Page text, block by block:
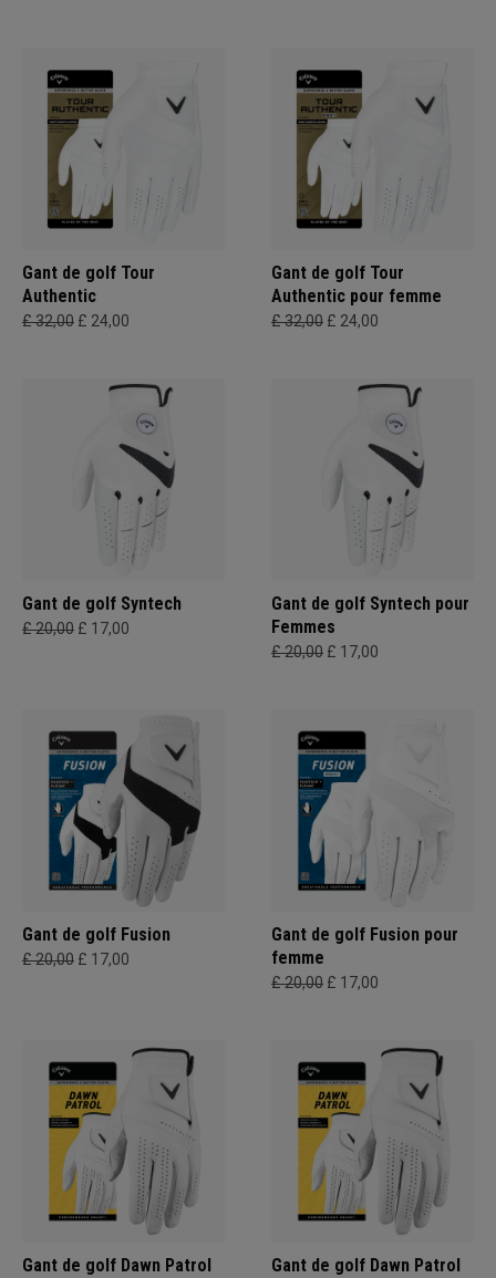
Gant de golf Tour
Authentic
£ 32,00 £ 24,00
Gant de golf Tour
Authentic pour femme
£ 32,00 £ 24,00
Gant de golf Syntech
£ 20,00 £ 17,00
Gant de golf Syntech pour
Femmes
£ 20,00 £ 17,00
Gant de golf Fusion
£ 20,00 £ 17,00
Gant de golf Fusion pour
femme
£ 20,00 £ 17,00
Gant de golf Dawn Patrol Gant de golf Dawn Patrol